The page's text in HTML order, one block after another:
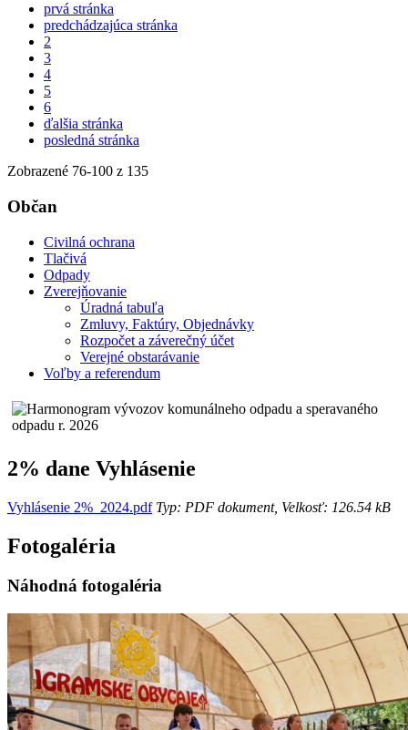
prvá stránka
predchádzajúca stránka
2
3
4
5
6
ďalšia stránka
posledná stránka
Zobrazené 76-100 z 135
Občan
Civilná ochrana
Tlačivá
Odpady
Zverejňovanie
Úradná tabuľa
Zmluvy, Faktúry, Objednávky
Rozpočet a záverečný účet
Verejné obstarávanie
Voľby a referendum
2% dane Vyhlásenie
Vyhlásenie 2%_2024.pdfTyp: PDF dokument, Velkosť: 126.54 kB
Fotogaléria
Náhodná fotogaléria